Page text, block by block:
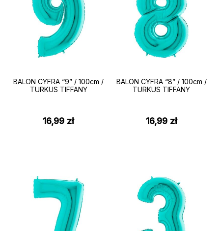
BALON CYFRA “9” / 100cm /
TURKUS TIFFANY
16,99 zł
BALON CYFRA “8” / 100cm /
TURKUS TIFFANY
16,99 zł